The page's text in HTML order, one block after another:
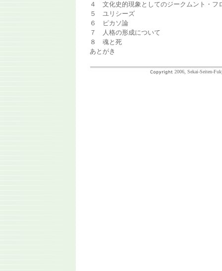
４ 文化史的現象としてのジークムント・フ
５ ユリシーズ
６ ピカソ論
７ 人格の形成について
８ 魂と死
あとがき
2006, Sekai-Seiten-